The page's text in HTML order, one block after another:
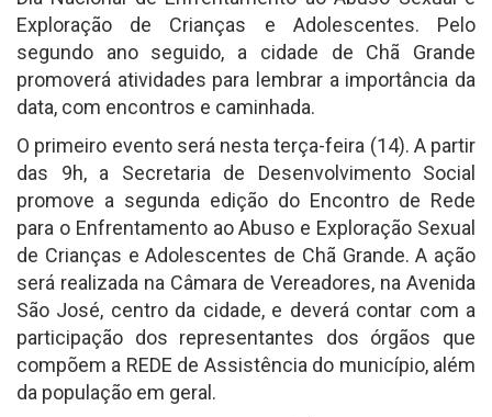
Exploração de Crianças e Adolescentes. Pelo
segundo ano seguido, a cidade de Chã Grande
promoverá atividades para lembrar a importância da
data, com encontros e caminhada.
O primeiro evento será nesta terça-feira (14). A partir
das 9h, a Secretaria de Desenvolvimento Social
promove a segunda edição do Encontro de Rede
para o Enfrentamento ao Abuso e Exploração Sexual
de Crianças e Adolescentes de Chã Grande. A ação
será realizada na Câmara de Vereadores, na Avenida
São José, centro da cidade, e deverá contar com a
participação dos representantes dos órgãos que
compõem a REDE de Assistência do município, além
da população em geral.